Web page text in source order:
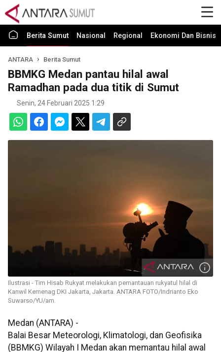
Berita Sumut Nasional Regional Ekonomi Dan Bisnis
ANTARA Berita Sumut
BBMKG Medan pantau hilal awal
Ramadhan pada dua titik di Sumut
Senin, 24 Februari 2025 1:29
Ilustrasi - Tim Hisab Rukyat melakukan pemantauan rukyatul hilal di
Kanwil Kemenag DKI Jakarta, Jakarta. ANTARA FOTO/Indrianto Eko
Suwarso/YU/am.
Medan (ANTARA) -
Balai Besar Meteorologi, Klimatologi, dan Geofisika
(BBMKG) Wilayah I Medan akan memantau hilal awal